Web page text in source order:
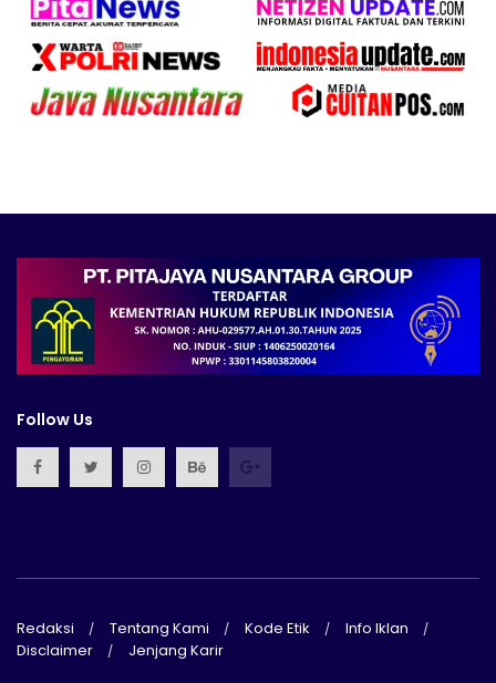
Follow Us
Redaksi Tentang Kami Kode Etik
Info Iklan
Disclaimer
Jenjang Karir